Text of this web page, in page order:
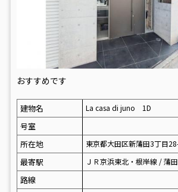
おすすめです
建物名 La casa di juno 1D
号室
所在地
東京都大田区新蒲田3丁目
最寄駅 ＪＲ京浜東北・根岸線 / 蒲田
路線